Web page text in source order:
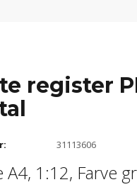
register
31113606
A4, 1:12, Farve